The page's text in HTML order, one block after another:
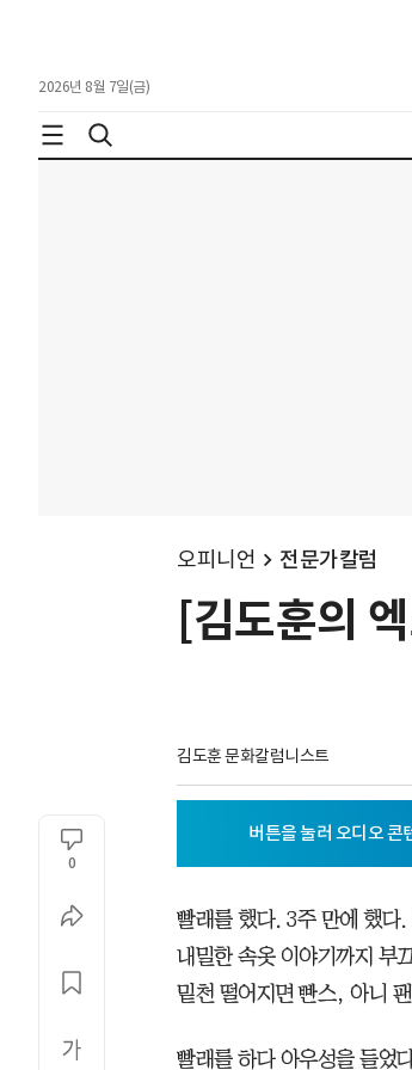
2026년 8월 7일(금)
오피니언 전문가칼럼
[김도훈의
김도훈 문화칼럼니스트
0
빨래를 했다. 3주 만에 했다
내밀한 속옷 이야기까지 부
밑천 떨어지면 빤스, 아니
빨래를 하다 아우성을 들었